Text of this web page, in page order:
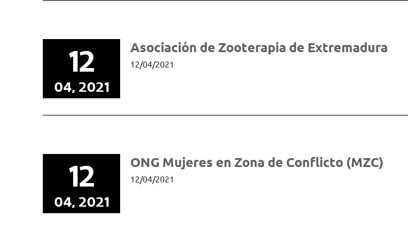
12
04, 2021
Asociación de Zooterapia de Extremadura
12/04/2021
12
04, 2021
ONG Mujeres en Zona de Conflicto (MZC)
12/04/2021